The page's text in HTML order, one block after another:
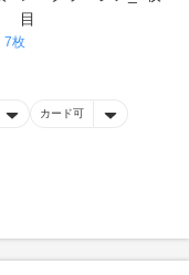
7枚
カード可